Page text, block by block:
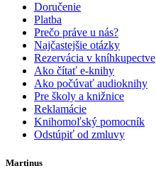
Doručenie
Platba
Prečo práve u nás?
Najčastejšie otázky
Rezervácia v kníhkupectve
Ako čítať e-knihy
Ako počúvať audioknihy
Pre školy a knižnice
Reklamácie
Knihomoľský pomocník
Odstúpiť od zmluvy
Martinus